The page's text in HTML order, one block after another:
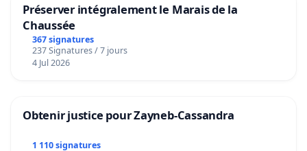
Préserver intégralement le Marais de la
Chaussée
367 signatures
237 Signatures / 7 jours
4 Jul 2026
Obtenir justice pour Zayneb-Cassandra
1 110 signatures